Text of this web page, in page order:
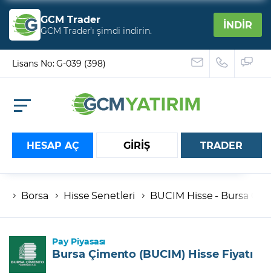
GCM Trader
GCM Trader’ı şimdi indirin. İNDİR
Lisans No: G-039 (398)
HESAP AÇ GİRİŞ
Hesap numaranız
TRADER
Borsa Hisse Senetleri BUCIM Hisse - Bursa
Pay Piyasası
Bursa Çimento (BUCIM) Hisse Fiyatı